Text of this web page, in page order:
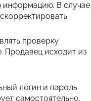
информацию. В случае
проверку
Продавец исходит из
логин и пароль
самостоятельно.